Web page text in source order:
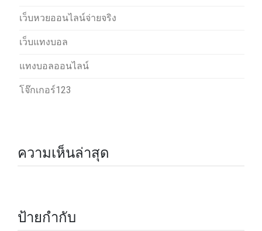
เว็บหวยออนไลน์จ่ายจริง
เว็บแทงบอล
แทงบอลออนไลน์
โจ๊กเกอร์123
ความเห็นล่าสุด
ป้ายกำกับ